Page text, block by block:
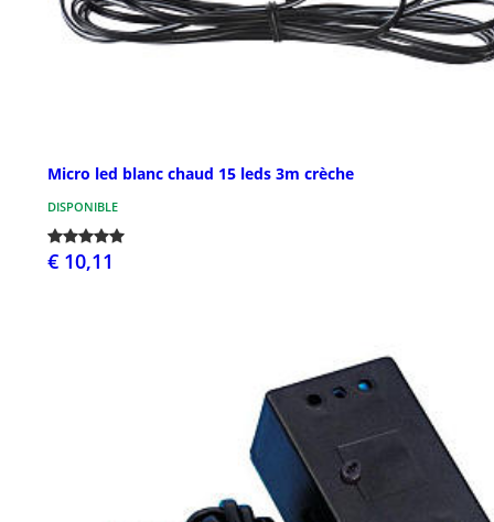
Micro led blanc chaud 15 leds 3m crèche
DISPONIBLE
€ 10,11